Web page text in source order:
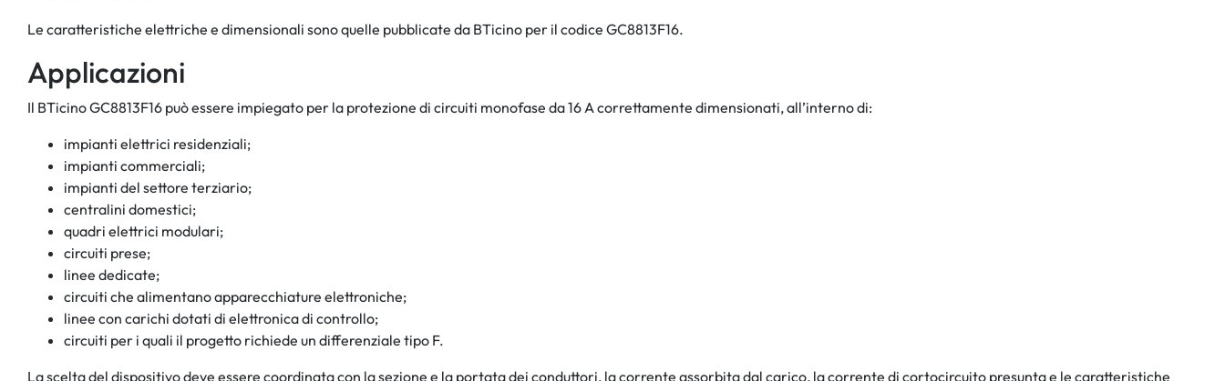
Le caratteristiche elettriche e dimensionali sono quelle pubblicate da BTicino per il codice GC8813F16.
Applicazioni
Il BTicino GC8813F16 può essere impiegato per la protezione di circuiti monofase da 16 A correttamente dimensionati, all’interno di:
impianti elettrici residenziali;
impianti commerciali;
impianti del settore terziario;
centralini domestici;
quadri elettrici modulari;
circuiti prese;
linee dedicate;
circuiti che alimentano apparecchiature elettroniche;
linee con carichi dotati di elettronica di controllo;
circuiti per i quali il progetto richiede un differenziale tipo F.
La scelta del dispositivo deve essere coordinata con la sezione e la portata dei conduttori, la corrente assorbita dal carico, la corrente di cortocircuito presunta e le caratteristiche